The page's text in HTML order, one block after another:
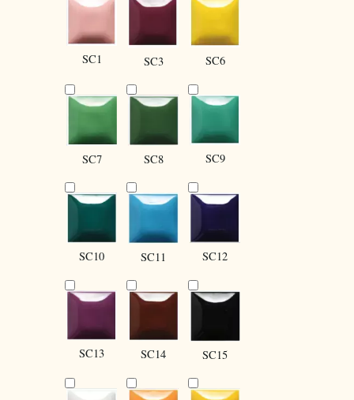
SC1 SC3 SC6
SC7 SC8 SC9
SC10 SC11 SC12
SC13 SC14 SC15